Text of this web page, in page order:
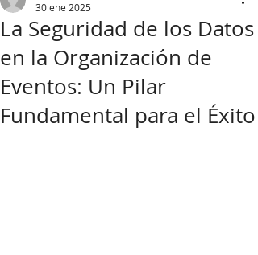
La Seguridad de los Datos
en la Organización de
Eventos: Un Pilar
Fundamental para el Éxito
30 ene 2025